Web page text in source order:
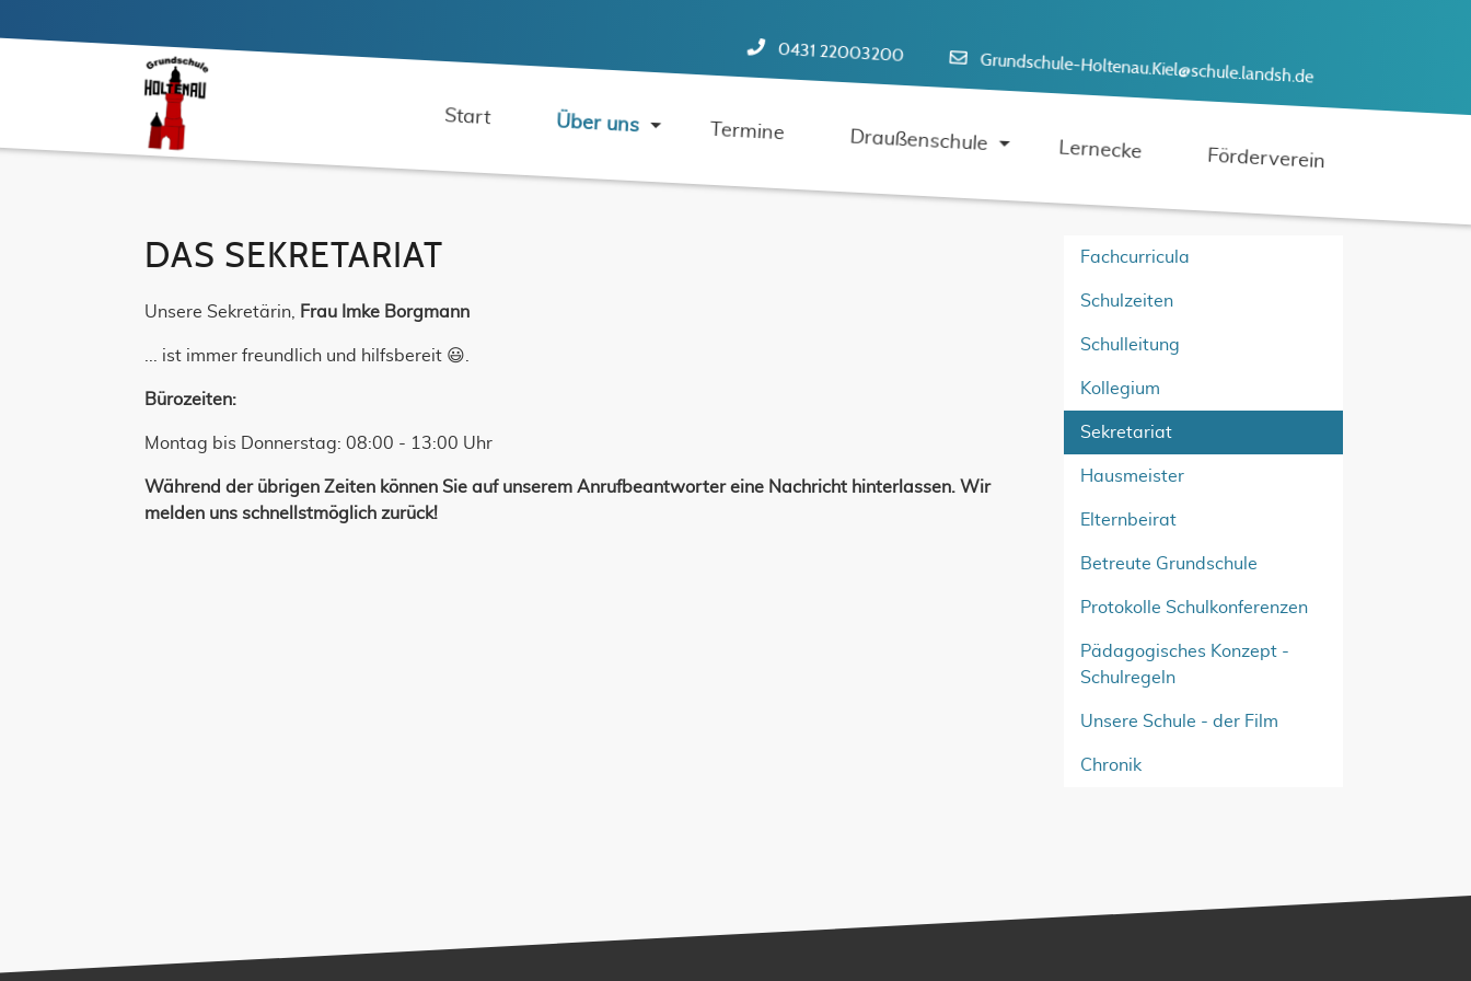
0431 22003200 Grundschule-Holtenau.Kiel@schule.landsh.de
Start Über uns Termine Draußenschule Lernecke Förderverein
DAS SEKRETARIAT
Unsere Sekretärin, Frau Imke Borgmann
... ist immer freundlich und hilfsbereit 😃.
Bürozeiten:
Montag bis Donnerstag: 08:00 - 13:00 Uhr
Während der übrigen Zeiten können Sie auf unserem Anrufbeantworter eine Nachricht hinterlassen. Wir
melden uns schnellstmöglich zurück!
Fachcurricula
Schulzeiten
Schulleitung
Kollegium
Sekretariat
Hausmeister
Elternbeirat
Betreute Grundschule
Protokolle Schulkonferenzen
Pädagogisches Konzept -
Schulregeln
Unsere Schule - der Film
Chronik